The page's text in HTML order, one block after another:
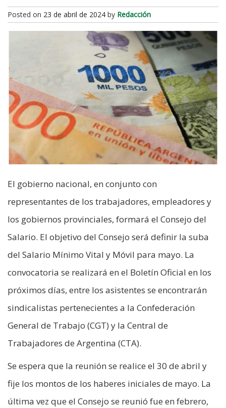
Posted on 23 de abril de 2024 by Redacción
El gobierno nacional, en conjunto con
representantes de los trabajadores, empleadores y
los gobiernos provinciales, formará el Consejo del
Salario. El objetivo del Consejo será definir la suba
del Salario Mínimo Vital y Móvil para mayo. La
convocatoria se realizará en el Boletín Oficial en los
próximos días, entre los asistentes se encontrarán
sindicalistas pertenecientes a la Confederación
General de Trabajo (CGT) y la Central de
Trabajadores de Argentina (CTA).
Se espera que la reunión se realice el 30 de abril y
fije los montos de los haberes iniciales de mayo. La
última vez que el Consejo se reunió fue en febrero,